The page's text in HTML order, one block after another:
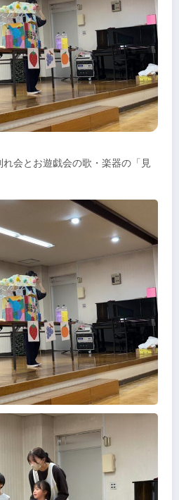
会とお遊戯会の歌・楽器の「見